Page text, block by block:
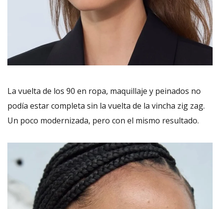
La vuelta de los 90 en ropa, maquillaje y peinados no
podía estar completa sin la vuelta de la vincha zig zag.
Un poco modernizada, pero con el mismo resultado.